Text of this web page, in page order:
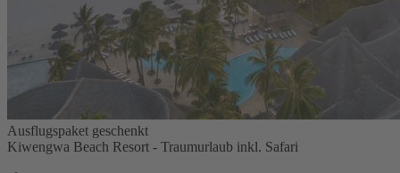
Ausflugspaket geschenkt
Kiwengwa Beach Resort - Traumurlaub inkl. Safari